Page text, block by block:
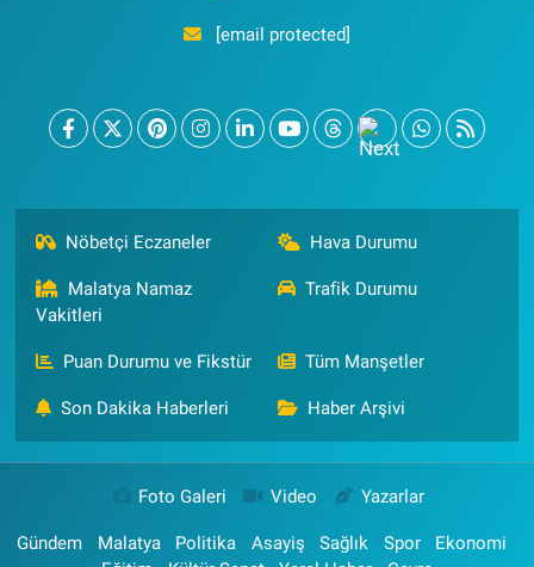
[email protected]
Nöbetçi Eczaneler Hava Durumu
Malatya Namaz
Vakitleri
Trafik Durumu
Puan Durumu ve Fikstür Tüm Manşetler
Son Dakika Haberleri Haber Arşivi
Foto Galeri Video Yazarlar
Gündem Malatya Politika Asayiş Sağlık Spor
Ekonomi